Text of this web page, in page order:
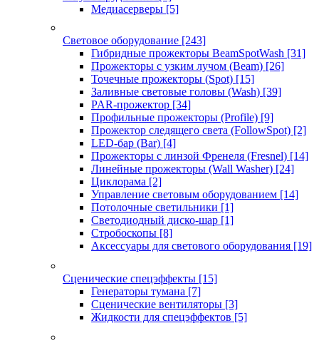
Медиасерверы [5]
Световое оборудование [243]
Гибридные прожекторы BeamSpotWash [31]
Прожекторы с узким лучом (Beam) [26]
Точечные прожекторы (Spot) [15]
Заливные световые головы (Wash) [39]
PAR-прожектор [34]
Профильные прожекторы (Profile) [9]
Прожектор следящего света (FollowSpot) [2]
LED-бар (Bar) [4]
Прожекторы с линзой Френеля (Fresnel) [14]
Линейные прожекторы (Wall Washer) [24]
Циклорама [2]
Управление световым оборудованием [14]
Потолочные светильники [1]
Светодиодный диско-шар [1]
Стробоскопы [8]
Аксессуары для светового оборудования [19]
Сценические спецэффекты [15]
Генераторы тумана [7]
Сценические вентиляторы [3]
Жидкости для спецэффектов [5]